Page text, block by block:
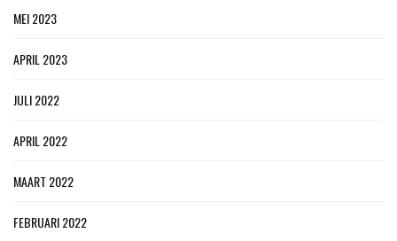
MEI 2023
APRIL 2023
JULI 2022
APRIL 2022
MAART 2022
FEBRUARI 2022